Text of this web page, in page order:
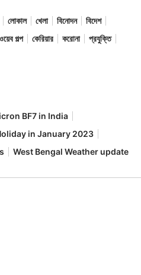
লোকাল খেলা বিনোদন
বিদেশ
গল্প কেরিয়ার করোনা
প্রযুক্তি
BF7 in India
in January 2023
West Bengal Weather update